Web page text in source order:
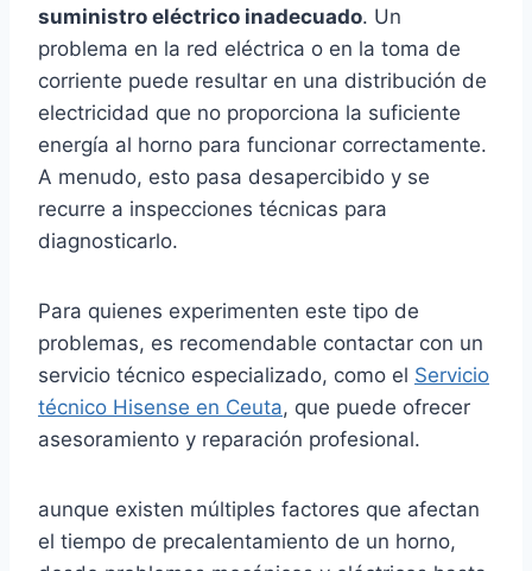
suministro eléctrico inadecuado. Un
problema en la red eléctrica o en la toma de
corriente puede resultar en una distribución de
electricidad que no proporciona la suficiente
energía al horno para funcionar correctamente.
A menudo, esto pasa desapercibido y se
recurre a inspecciones técnicas para
diagnosticarlo.
Para quienes experimenten este tipo de
problemas, es recomendable contactar con un
servicio técnico especializado, como el Servicio
técnico Hisense en Ceuta, que puede ofrecer
asesoramiento y reparación profesional.
aunque existen múltiples factores que afectan
el tiempo de precalentamiento de un horno,